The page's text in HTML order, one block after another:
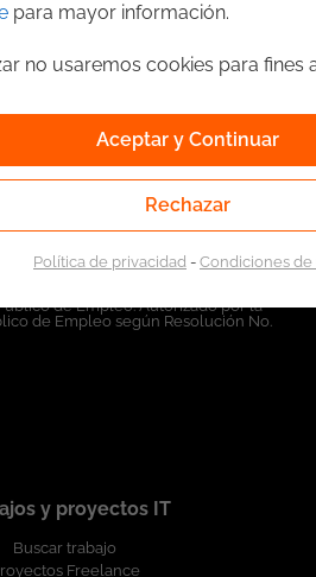
de Empleo. Autorizado por la
de Empleo según Resolución No.
y proyectos IT
Buscar trabajo
Freelance
para mayor información.
no usaremos cookies para fines
Aceptar y Continuar
Rechazar
Política de privacidad -Condiciones de